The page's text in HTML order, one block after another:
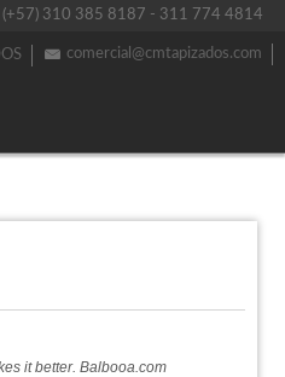
(+57) 310 385 8187 - 311 774 4814
comercial@cmtapizados.com
it better. Balbooa.com